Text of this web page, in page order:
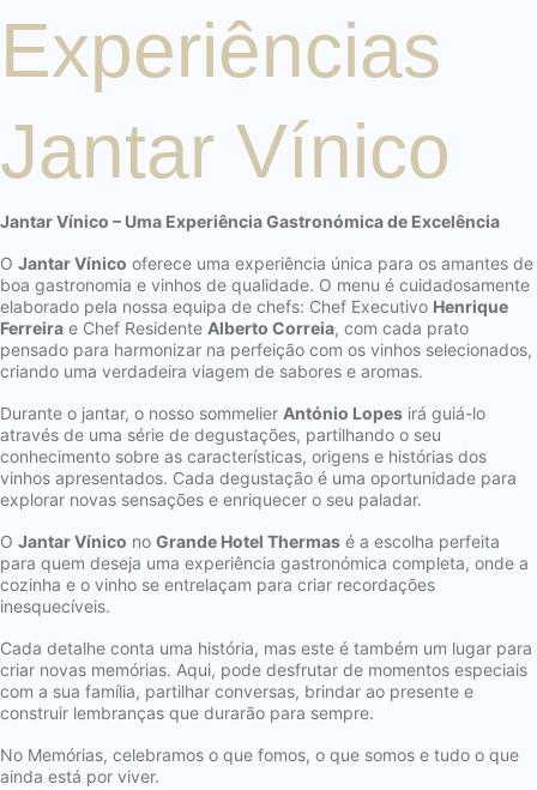
Experiências
Jantar Vínico
Jantar Vínico – Uma Experiência Gastronómica de Excelência
O Jantar Vínico oferece uma experiência única para os amantes de
boa gastronomia e vinhos de qualidade. O menu é cuidadosamente
elaborado pela nossa equipa de chefs: Chef Executivo Henrique
Ferreira e Chef Residente Alberto Correia, com cada prato
pensado para harmonizar na perfeição com os vinhos selecionados,
criando uma verdadeira viagem de sabores e aromas.
Durante o jantar, o nosso sommelier António Lopes irá guiá-lo
através de uma série de degustações, partilhando o seu
conhecimento sobre as características, origens e histórias dos
vinhos apresentados. Cada degustação é uma oportunidade para
explorar novas sensações e enriquecer o seu paladar.
O Jantar Vínico no Grande Hotel Thermas é a escolha perfeita
para quem deseja uma experiência gastronómica completa, onde a
cozinha e o vinho se entrelaçam para criar recordações
inesquecíveis.
Cada detalhe conta uma história, mas este é também um lugar para
criar novas memórias. Aqui, pode desfrutar de momentos especiais
com a sua família, partilhar conversas, brindar ao presente e
construir lembranças que durarão para sempre.
No Memórias, celebramos o que fomos, o que somos e tudo o que
ainda está por viver.